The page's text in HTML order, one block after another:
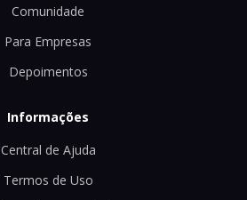
Comunidade
Para Empresas
Depoimentos
Informações
Central de Ajuda
Termos de Uso